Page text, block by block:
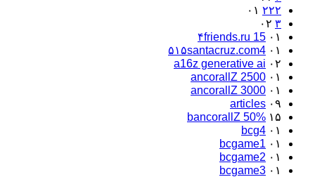
۲۲۲ ۰۱
۳ ۰۲
۴friends.ru 15 ۰۱
۵۱۵santacruz.com4 ۰۱
a16z generative ai ۰۲
ancorallZ 2500 ۰۱
ancorallZ 3000 ۰۱
articles ۰۹
bancorallZ 50% ۱۵
bcg4 ۰۱
bcgame1 ۰۱
bcgame2 ۰۱
bcgame3 ۰۱